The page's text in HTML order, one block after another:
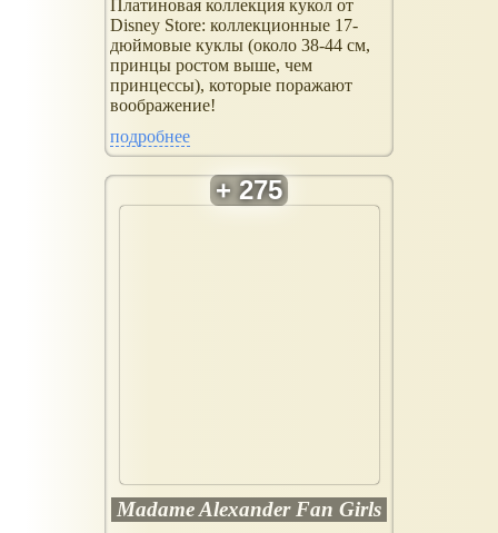
Платиновая коллекция кукол от
Disney Store: коллекционные 17-
дюймовые куклы (около 38-44 см,
принцы ростом выше, чем
принцессы), которые поражают
воображение!
подробнее
Madame Alexander Fan Girls